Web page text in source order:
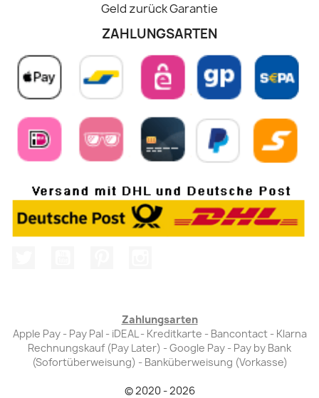
Geld zurück Garantie
ZAHLUNGSARTEN
Zahlungsarten
Apple Pay - Pay Pal - iDEAL - Kreditkarte - Bancontact - Klarna
Rechnungskauf (Pay Later) - Google Pay - Pay by Bank
(Sofortüberweisung) - Banküberweisung (Vorkasse)
© 2020 - 2026